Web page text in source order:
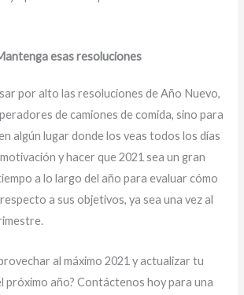
esas resoluciones
por alto las resoluciones de Año Nuevo,
de camiones de comida, sino para
algún lugar donde los veas todos los días
y hacer que 2021 sea un gran
a lo largo del año para evaluar cómo
a sus objetivos, ya sea una vez al
al máximo 2021 y actualizar tu
próximo año? Contáctenos hoy para una